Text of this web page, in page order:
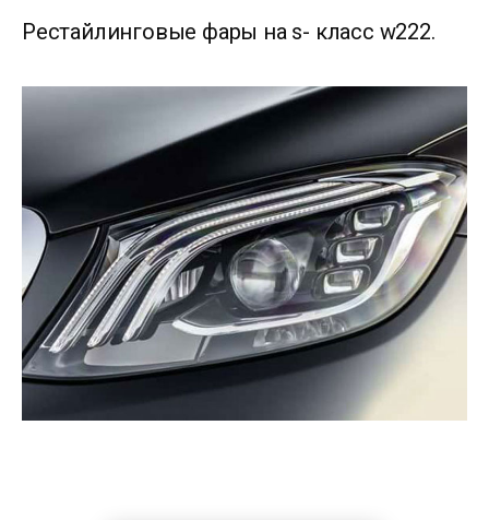
Рестайлинговые фары на s- класс w222.